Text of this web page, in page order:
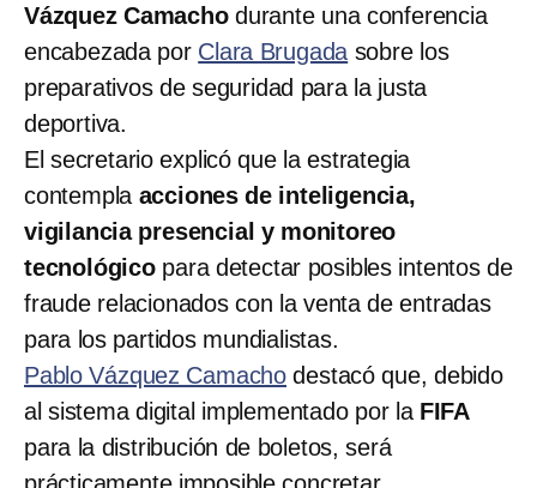
Vázquez Camachodurante una conferencia
encabezada por Clara Brugada sobre los
preparativos de seguridad para la justa
deportiva.
El secretario explicó que la estrategia
contempla acciones de inteligencia,
vigilancia presencial y monitoreo
tecnológicopara detectar posibles intentos de
fraude relacionados con la venta de entradas
para los partidos mundialistas.
Pablo Vázquez Camacho destacó que, debido
al sistema digital implementado por la FIFA
para la distribución de boletos, será